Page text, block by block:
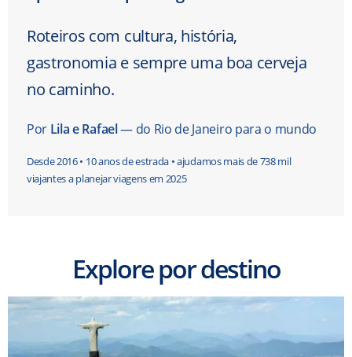
Roteiros com cultura, história,
gastronomia e sempre uma boa cerveja
no caminho.
Por Lila e Rafael— do Rio de Janeiro para o mundo
Desde 2016 • 10 anos de estrada • ajudamos mais de 738 mil
viajantes a planejar viagens em 2025
Explore por destino